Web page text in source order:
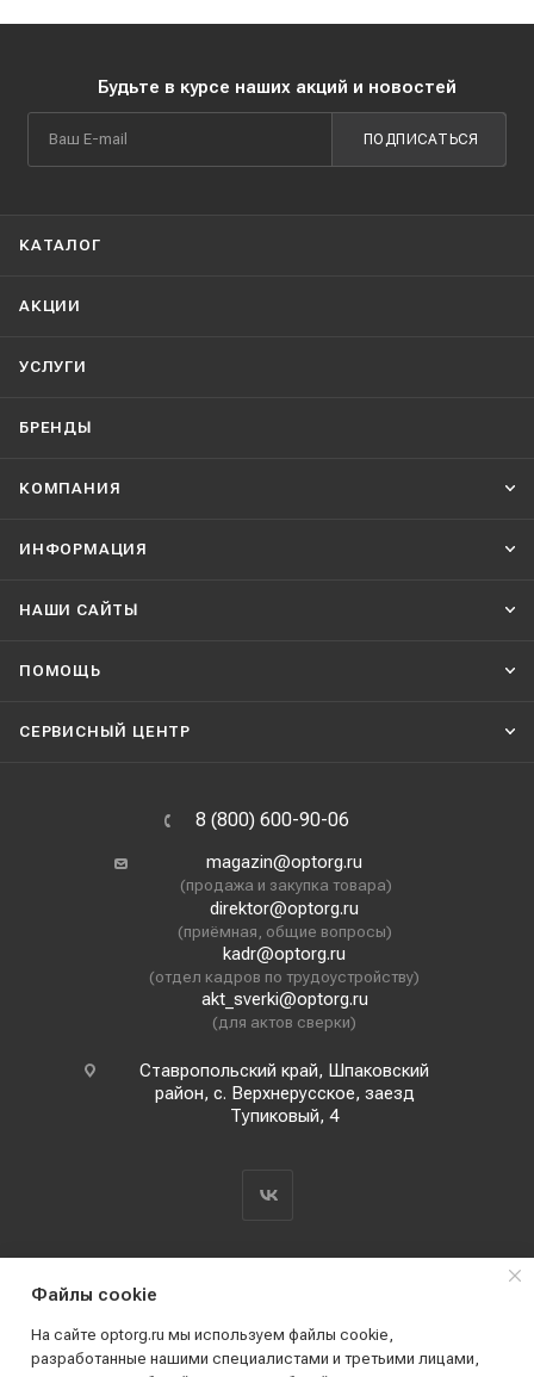
Будьте в курсе наших акций и новостей
ПОДПИСАТЬСЯ
КАТАЛОГ
АКЦИИ
УСЛУГИ
БРЕНДЫ
КОМПАНИЯ
ИНФОРМАЦИЯ
НАШИ CАЙТЫ
ПОМОЩЬ
СЕРВИСНЫЙ ЦЕНТР
8 (800) 600-90-06
magazin@optorg.ru
(продажа и закупка товара)
direktor@optorg.ru
(приёмная, общие вопросы)
kadr@optorg.ru
(отдел кадров по трудоустройству)
akt_sverki@optorg.ru
(для актов сверки)
Ставропольский край, Шпаковский
район, с. Верхнерусское, заезд
Тупиковый, 4
Файлы cookie
На сайте optorg.ru мы используем файлы cookie,
разработанные нашими специалистами и третьими лицами,